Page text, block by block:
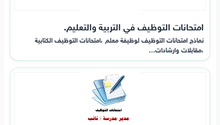
امتحانات التوظيف في التربية والتعليم.
نماذج امتحانات التوظيف لوظيفة معلم ،امتحانات التوظيف الكتابية
،مقابلات وارشادات…